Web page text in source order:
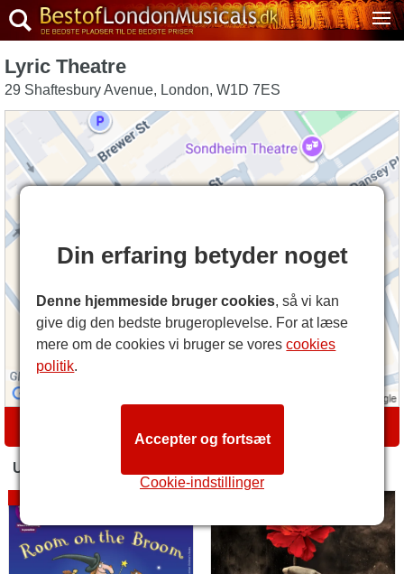
Lyric Theatre
29 Shaftesbury Avenue, London, W1D 7ES
UDVALGTE
Din erfaring betyder noget
Denne hjemmeside bruger cookies, så vi kan
give dig den bedste brugeroplevelse. For at læse
mere om de cookies vi bruger se vorescookies
politik.
Cookie-indstillinger
Accepter og fortsæt